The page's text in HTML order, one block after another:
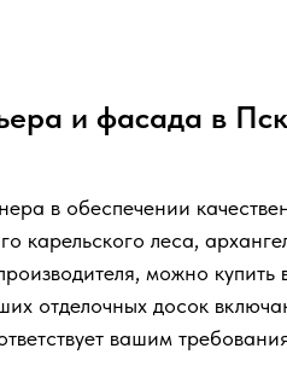
и фасада в
в обеспечении
леса,
можно купить
отделочных досок
вашим